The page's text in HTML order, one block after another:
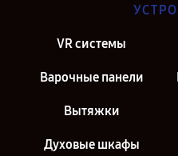
VR системы
Варочные панели
Вытяжки
Духовые шкафы